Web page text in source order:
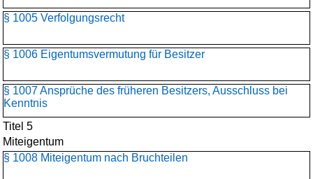
§ 1005 Verfolgungsrecht
§ 1006 Eigentumsvermutung für Besitzer
§ 1007 Ansprüche des früheren Besitzers, Ausschluss bei
Kenntnis
Titel 5
Miteigentum
§ 1008 Miteigentum nach Bruchteilen